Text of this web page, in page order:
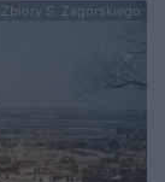
S. Zagórskiego